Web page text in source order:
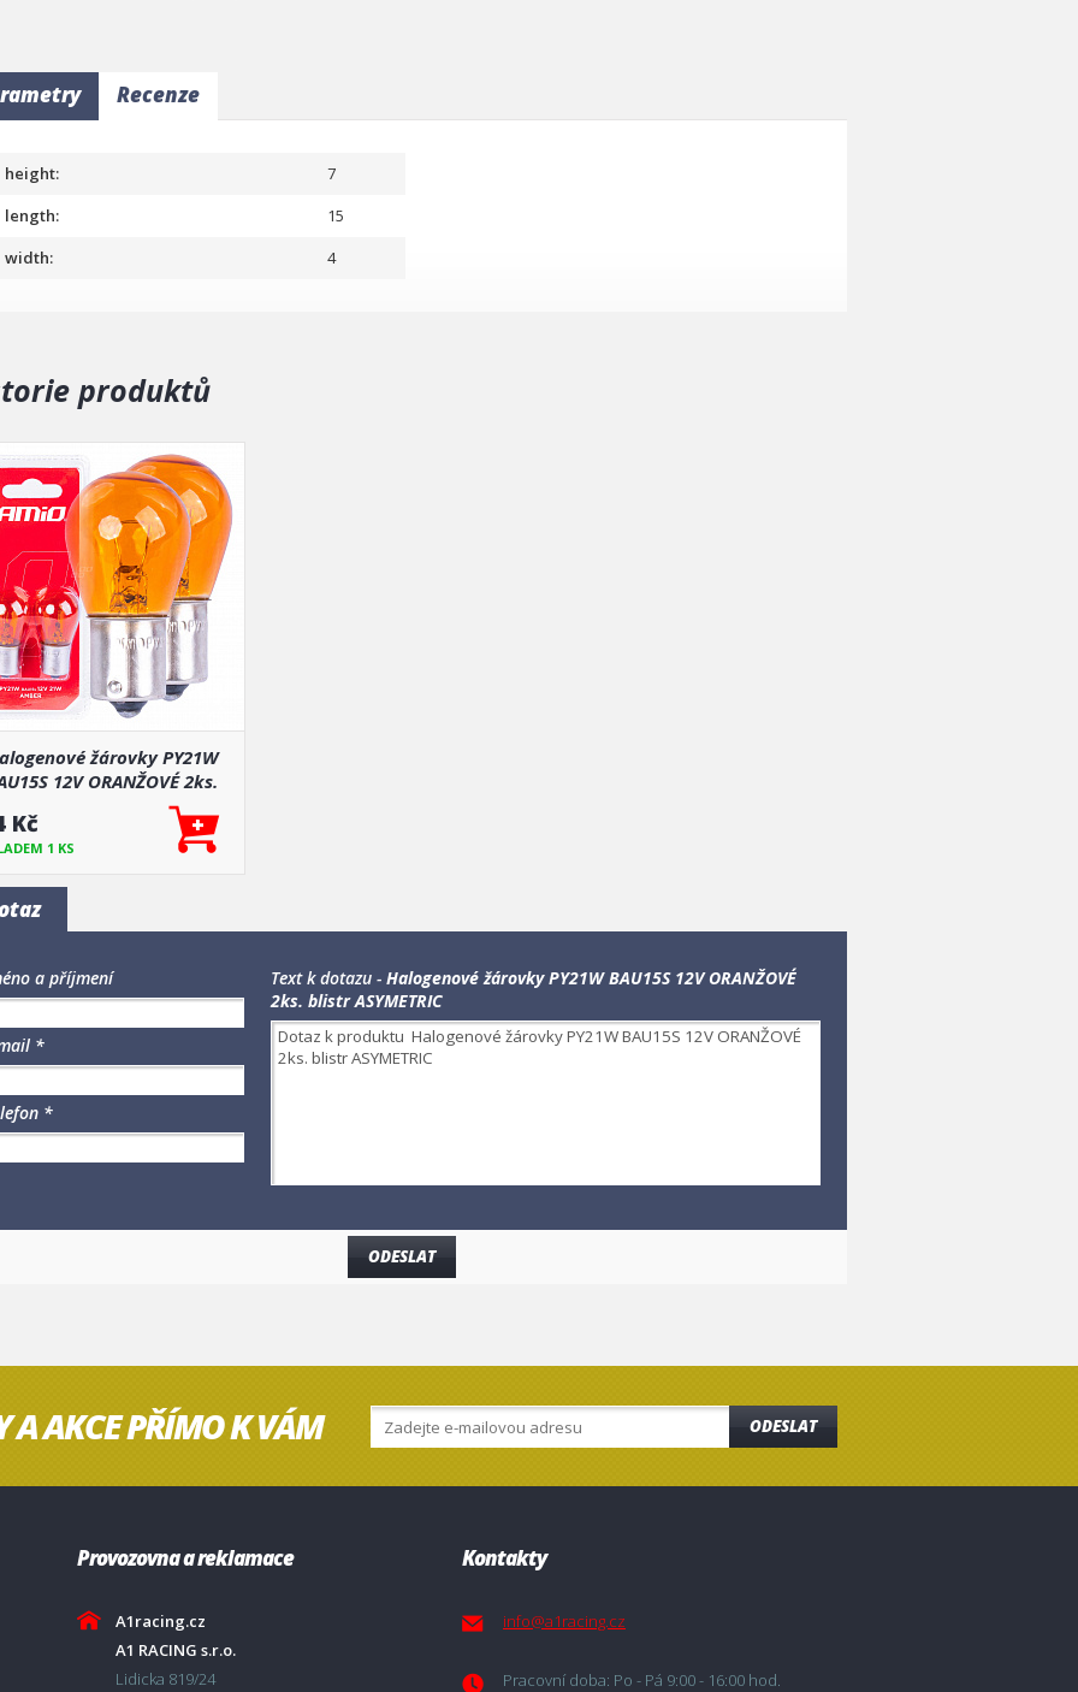
Recenze
height:
7
length:
15
width:
4
produktů
žárovky PY21W
12V ORANŽOVÉ 2ks.
blistr ASYMETRIC
Kč
1 KS
a příjmení
*
*
Text k dotazu - Halogenové žárovky PY21W BAU15S 12V ORANŽOVÉ
2ks. blistr ASYMETRIC
A AKCE PŘÍMO K VÁM ODESLAT
Provozovna a reklamace
A1racing.cz
A1 RACING s.r.o.
Lidicka 819/24
Kontakty
info@a1racing.cz
Pracovní doba: Po - Pá 9:00 - 16:00 hod.